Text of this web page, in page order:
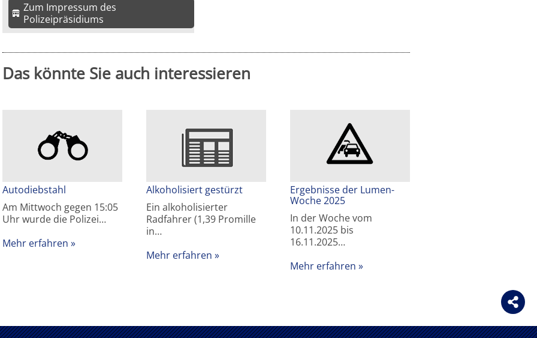
Zum Impressum des
Polizeipräsidiums
Das könnte Sie auch interessieren
Autodiebstahl
Am Mittwoch gegen 15:05
Uhr wurde die Polizei…
Mehr erfahren
Alkoholisiert gestürzt
Ein alkoholisierter
Radfahrer (1,39 Promille
in…
Mehr erfahren
Ergebnisse der Lumen-
Woche 2025
In der Woche vom
10.11.2025 bis
16.11.2025…
Mehr erfahren